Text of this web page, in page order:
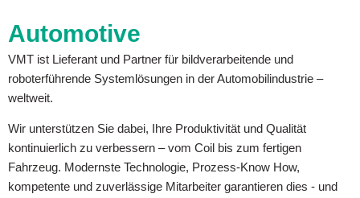
Automotive
VMT ist Lieferant und Partner für bildverarbeitende und
roboterführende Systemlösungen in der Automobilindustrie –
weltweit.
Wir unterstützen Sie dabei, Ihre Produktivität und Qualität
kontinuierlich zu verbessern – vom Coil bis zum fertigen
Fahrzeug. Modernste Technologie, Prozess-Know How,
kompetente und zuverlässige Mitarbeiter garantieren dies - und